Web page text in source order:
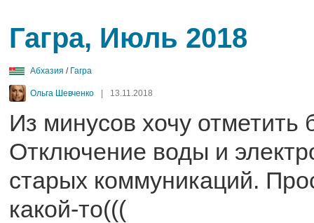
Гагра, Июль 2018
Абхазия / Гагра
Ольга Шевченко 13.11.2018
Из минусов хочу
Отключение воды и
старых коммуникаций.
какой-то(((